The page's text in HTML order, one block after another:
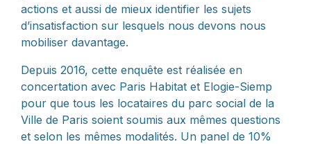
actions et aussi de mieux identifier les sujets
d’insatisfaction sur lesquels nous devons nous
mobiliser davantage.
Depuis 2016, cette enquête est réalisée en
concertation avec Paris Habitat et Elogie-Siemp
pour que tous les locataires du parc social de la
Ville de Paris soient soumis aux mêmes questions
et selon les mêmes modalités. Un panel de 10%